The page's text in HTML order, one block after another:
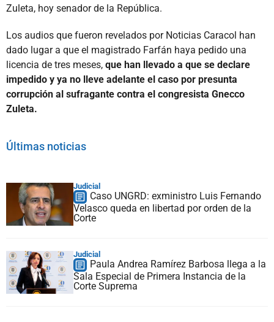
Zuleta, hoy senador de la República.
Los audios que fueron revelados por Noticias Caracol han
dado lugar a que el magistrado Farfán haya pedido una
licencia de tres meses, que han llevado a que se declare
impedido y ya no lleve adelante el caso por presunta
corrupción al sufragante contra el congresista Gnecco
Zuleta.
Últimas noticias
Judicial
Caso UNGRD: exministro Luis Fernando
Velasco queda en libertad por orden de la
Corte
Judicial
Paula Andrea Ramírez Barbosa llega a la
Sala Especial de Primera Instancia de la
Corte Suprema